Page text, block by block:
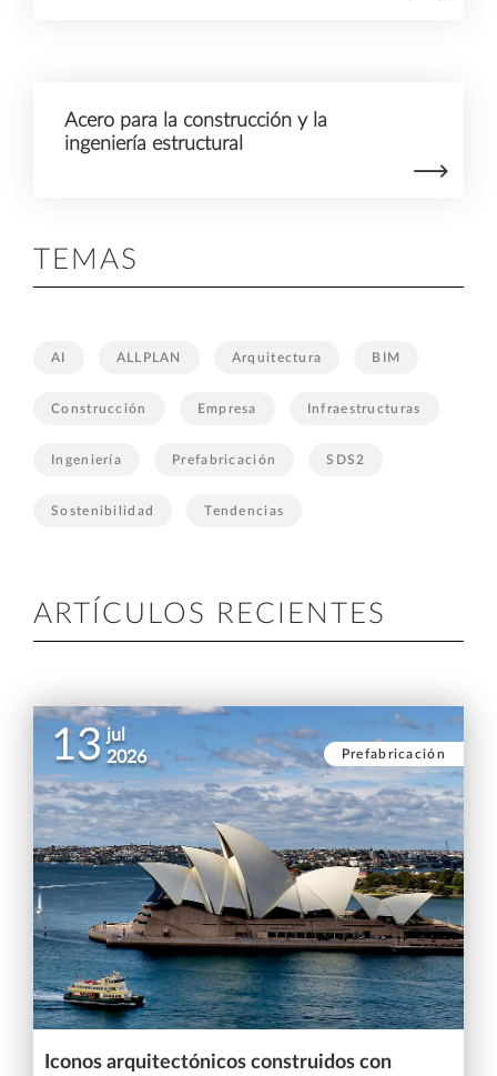
Acero para la construcción y la
ingeniería estructural
TEMAS
AI ALLPLAN Arquitectura BIM
Construcción Empresa Infraestructuras
Ingeniería Prefabricación SDS2
Sostenibilidad Tendencias
ARTÍCULOS RECIENTES
13 jul
2026
Prefabricación
Iconos arquitectónicos construidos con